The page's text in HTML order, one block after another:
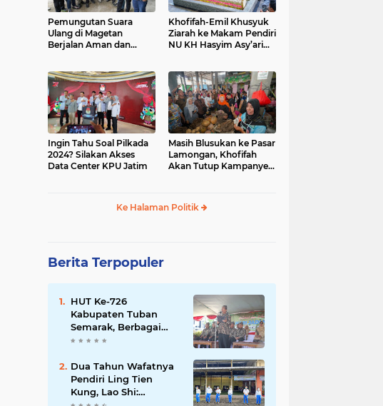
Pemungutan Suara
Ulang di Magetan
Berjalan Aman dan
Khofifah-Emil Khusyuk
Ziarah ke Makam Pendiri
NU KH Hasyim Asy’ari
Ingin Tahu Soal Pilkada
2024? Silakan Akses
Data Center KPU Jatim
Masih Blusukan ke Pasar
Lamongan, Khofifah
Akan Tutup Kampanye
Ke Halaman Politik
Berita Terpopuler
HUT Ke-726
Kabupaten Tuban
Semarak, Berbagai
Prestasinya Pun
Dua Tahun Wafatnya
Pendiri Ling Tien
Kung, Lao Shi: